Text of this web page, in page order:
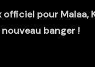
pour Malaa,
banger !